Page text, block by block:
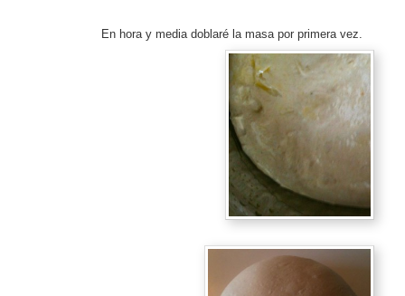
En hora y media doblaré la masa por primera vez.